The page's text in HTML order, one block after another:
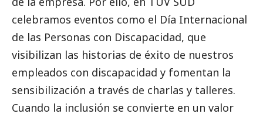
celebramos eventos como el Día Internacional
de las Personas con Discapacidad, que
visibilizan las historias de éxito de nuestros
empleados con discapacidad y fomentan la
sensibilización a través de charlas y talleres.
Cuando la inclusión se convierte en un valor